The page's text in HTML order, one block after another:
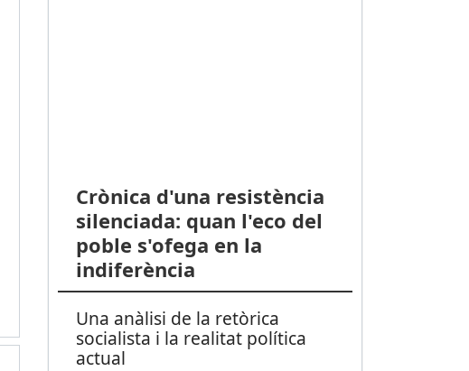
Crònica d'una resistència
silenciada: quan l'eco del
poble s'ofega en la
indiferència
Una anàlisi de la retòrica
socialista i la realitat política
actual